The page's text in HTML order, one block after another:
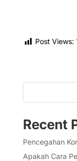
Post Views:
Recent
Pencegahan
Apakah Cara